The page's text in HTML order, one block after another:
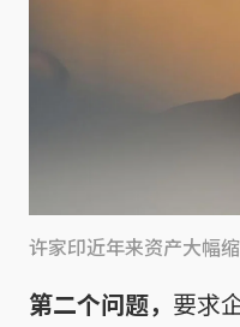
许家印近年来资产大幅缩
第二个问题， 要求